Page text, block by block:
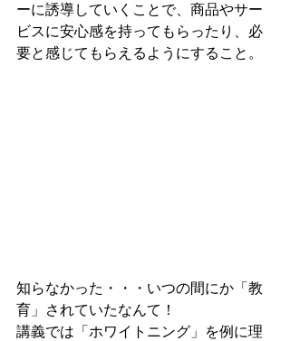
ーに誘導していくことで、商品やサー
ビスに安心感を持ってもらったり、必
要と感じてもらえるようにすること。
知らなかった・・・いつの間にか「教
育」されていたなんて！
講義では「ホワイトニング」を例に理